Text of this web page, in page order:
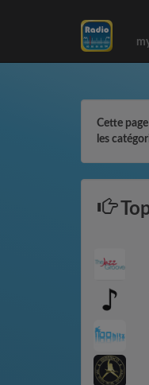
Cette
les